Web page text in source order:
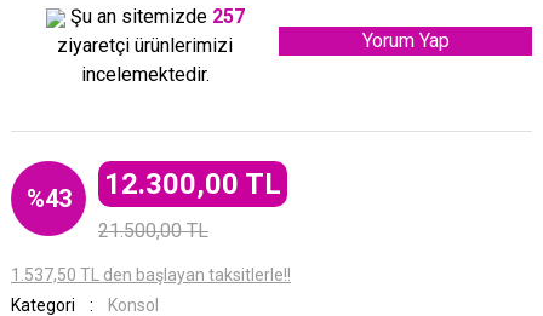
Şu an sitemizde 257
ziyaretçi ürünlerimizi
incelemektedir.
Yorum Yap
%43 12.300,00 TL
21.500,00 TL
1.537,50 TL den başlayan taksitlerle!!
Kategori
Konsol